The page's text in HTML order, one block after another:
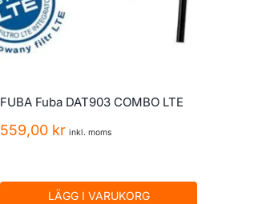
FUBA Fuba DAT903 COMBO LTE
559,00 kr inkl. moms
LÄGG I VARUKORG